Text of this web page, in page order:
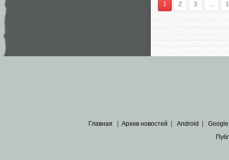
1 2 3 ...
Главная Архив новостей Android Google